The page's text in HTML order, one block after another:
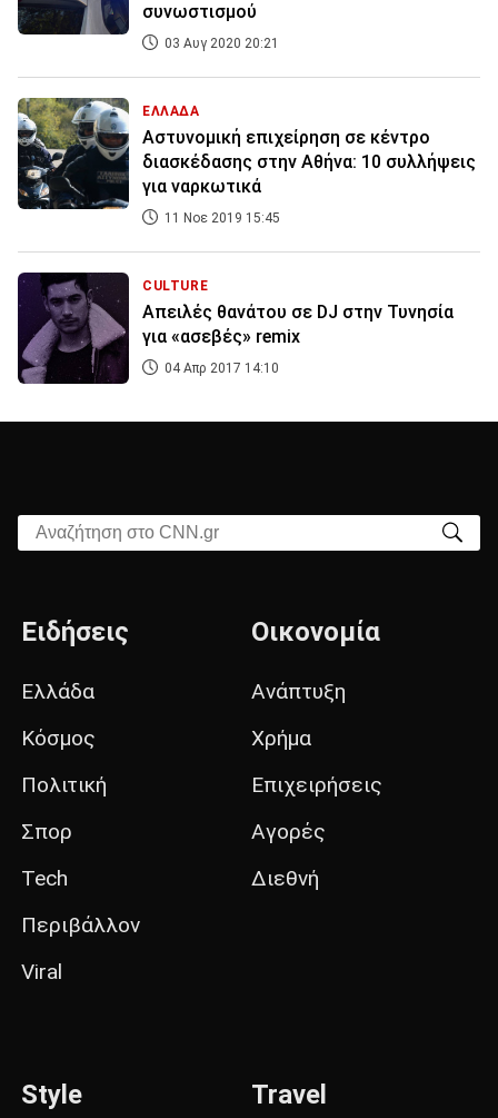
συνωστισμού
03 Αυγ 2020 20:21
ΕΛΛΑΔΑ
Αστυνομική επιχείρηση σε κέντρο
διασκέδασης στην Αθήνα: 10 συλλήψεις
για ναρκωτικά
11 Νοε 2019 15:45
CULTURE
Απειλές θανάτου σε DJ στην Τυνησία
για «ασεβές» remix
04 Απρ 2017 14:10
Αναζήτηση στο CNN.gr
Ειδήσεις
Ελλάδα
Κόσμος
Πολιτική
Σπορ
Tech
Περιβάλλον
Viral
Οικονομία
Ανάπτυξη
Χρήμα
Επιχειρήσεις
Αγορές
Διεθνή
Style Travel